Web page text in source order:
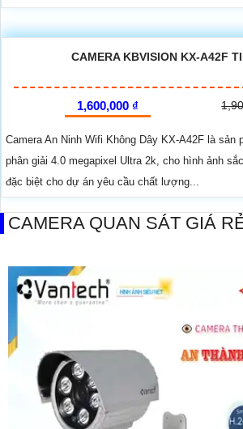
CAMERA KBVISION KX-A42F
1,600,000 ₫
Camera An Ninh Wifi Không Dây KX-A42F là
phân giải 4.0 megapixel Ultra 2k, cho hình ảnh
đặc biệt cho dự án yêu cầu chất lượng...
CAMERA QUAN SÁT GIÁ